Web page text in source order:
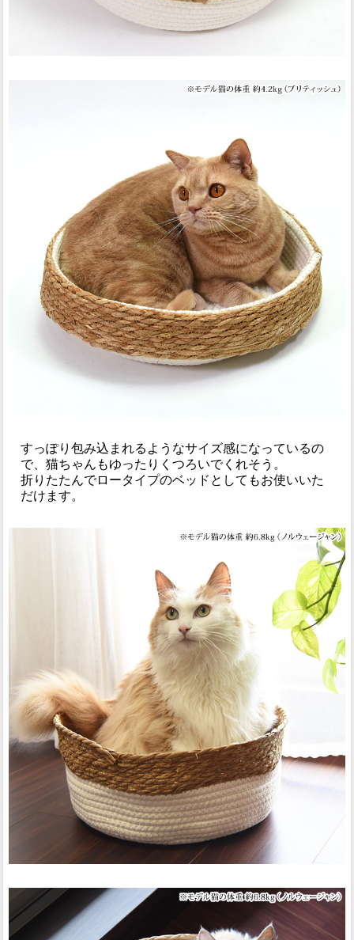
すっぽり包み込まれるようなサイズ感になっているの
で、猫ちゃんもゆったりくつろいでくれそう。
折りたたんでロータイプのベッドとしてもお使いいた
だけます。